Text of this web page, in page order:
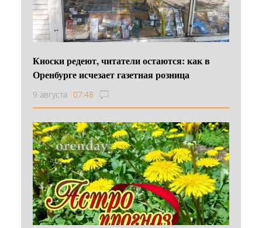
Киоски редеют, читатели остаются: как в
Оренбурге исчезает газетная розница
9 августа 07:48